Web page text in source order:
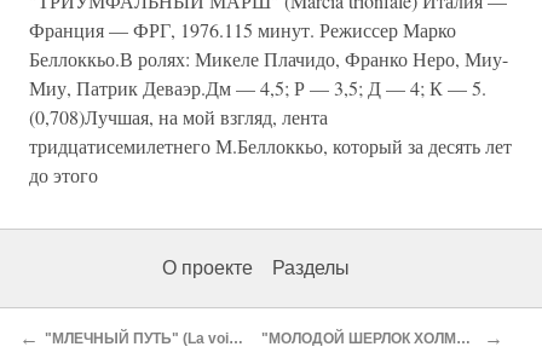
Франция — ФРГ, 1976.115 минут. Режиссер Марко
Беллоккьо.В ролях: Микеле Плачидо, Франко Неро, Миу-
Миу, Патрик Деваэр.Дм — 4,5; Р — 3,5; Д — 4; К — 5.
(0,708)Лучшая, на мой взгляд, лента
тридцатисемилетнего М.Беллоккьо, который за десять лет
до этого
О проекте Разделы
← "МЛЕЧНЫЙ ПУТЬ" (La voie lactee) Франция — Италия, 1969.102 минуты. "МОЛОДОЙ ШЕРЛОК ХОЛМС" (Young Sheriock Holmes) США. 1985.109 минут. →